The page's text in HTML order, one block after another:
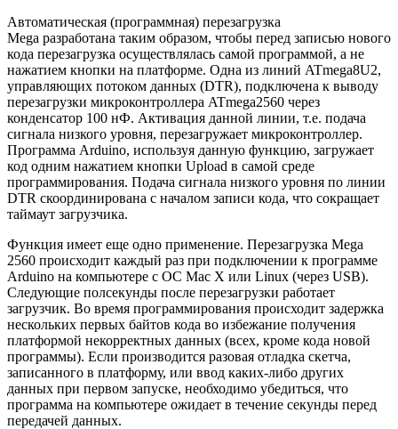
Автоматическая (программная) перезагрузка
Mega разработана таким образом, чтобы перед записью нового
кода перезагрузка осуществлялась самой программой, а не
нажатием кнопки на платформе. Одна из линий ATmega8U2,
управляющих потоком данных (DTR), подключена к выводу
перезагрузки микроконтроллера ATmega2560 через
конденсатор 100 нФ. Активация данной линии, т.е. подача
сигнала низкого уровня, перезагружает микроконтроллер.
Программа Arduino, используя данную функцию, загружает
код одним нажатием кнопки Upload в самой среде
программирования. Подача сигнала низкого уровня по линии
DTR скоординирована с началом записи кода, что сокращает
таймаут загрузчика.
Функция имеет еще одно применение. Перезагрузка Mega
2560 происходит каждый раз при подключении к программе
Arduino на компьютере с ОС Mac X или Linux (через USB).
Следующие полсекунды после перезагрузки работает
загрузчик. Во время программирования происходит задержка
нескольких первых байтов кода во избежание получения
платформой некорректных данных (всех, кроме кода новой
программы). Если производится разовая отладка скетча,
записанного в платформу, или ввод каких-либо других
данных при первом запуске, необходимо убедиться, что
программа на компьютере ожидает в течение секунды перед
передачей данных.